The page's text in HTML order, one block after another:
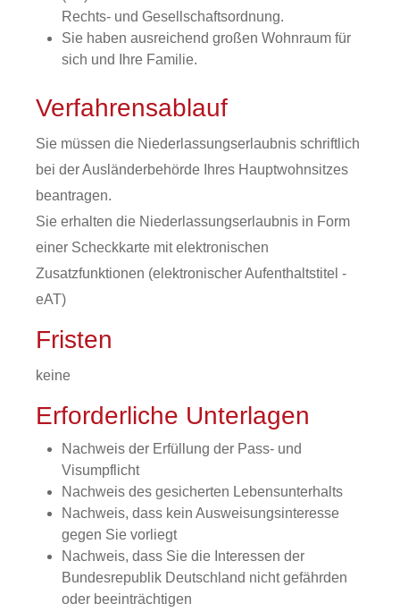
Rechts- und Gesellschaftsordnung.
Sie haben ausreichend großen Wohnraum für
sich und Ihre Familie.
Verfahrensablauf
Sie müssen die Niederlassungserlaubnis schriftlich
bei der Ausländerbehörde Ihres Hauptwohnsitzes
beantragen.
Sie erhalten die Niederlassungserlaubnis in Form
einer Scheckkarte mit elektronischen
Zusatzfunktionen (elektronischer Aufenthaltstitel -
eAT)
Fristen
keine
Erforderliche Unterlagen
Nachweis der Erfüllung der Pass- und
Visumpflicht
Nachweis des gesicherten Lebensunterhalts
Nachweis, dass kein Ausweisungsinteresse
gegen Sie vorliegt
Nachweis, dass Sie die Interessen der
Bundesrepublik Deutschland nicht gefährden
oder beeinträchtigen